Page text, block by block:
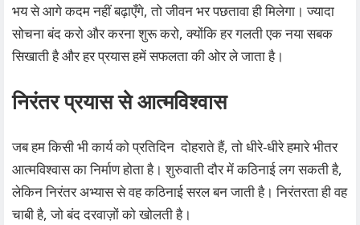
भय से आगे कदम नहीं बढ़ाएँगे, तो जीवन भर पछतावा ही मिलेगा। ज्यादा
सोचना बंद करो और करना शुरू करो, क्योंकि हर गलती एक नया सबक
सिखाती है और हर प्रयास हमें सफलता की ओर ले जाता है।
निरंतर प्रयास से आत्मविश्वास
जब हम किसी भी कार्य को प्रतिदिन दोहराते हैं, तो धीरे-धीरे हमारे भीतर
आत्मविश्वास का निर्माण होता है। शुरुवाती दौर में कठिनाई लग सकती है,
लेकिन निरंतर अभ्यास से वह कठिनाई सरल बन जाती है। निरंतरता ही वह
चाबी है, जो बंद दरवाज़ों को खोलती है।